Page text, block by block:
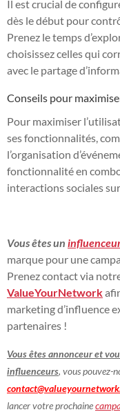
Il est crucial de
dès le début pour
Prenez le temps
choisissez celles qui
avec le partage
Conseils pour
Pour maximiser
ses fonctionnalités,
l’organisation
fonctionnalité en
interactions sociales
Vous êtes un
marque pour une
Prenez contact via
ValueYourNetwork
marketing d’influence
partenaires !
Vous êtes annonceur et
influenceurs, vous pouvez-
lancer votre prochaine